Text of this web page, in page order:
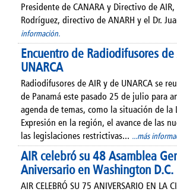
Presidente de CANARA y Directivo de AIR,
Rodríguez, directivo de ANARH y el Dr.
información.
Encuentro de Radiodifusores de
UNARCA
Radiodifusores de AIR y de UNARCA se
de Panamá este pasado 25 de julio para
agenda de temas, como la situación de la
Expresión en la región, el avance de las
las legislaciones restrictivas... ...más
AIR celebró su 48 Asamblea
Aniversario en Washington D.C.
AIR CELEBRÓ SU 75 ANIVERSARIO EN LA